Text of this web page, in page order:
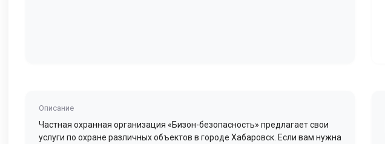
Описание
Частная охранная организация «Бизон-безопасность» предлагает свои
услуги по охране различных объектов в городе Хабаровск. Если вам нужна